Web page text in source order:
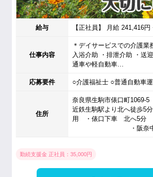
給与 【正社員】 月給 241,416
仕事内容
＊デイサービスでの介護業
入浴介助 ・排泄介助 ・送
通車や軽自動車…
応募要件 ○介護福祉士 ○普通自動車
住所
奈良県生駒市俵口町1069-5
近鉄生駒駅より北へ徒歩5
用 ・俵口下車 北へ5分
・阪奈中央
勤続支援金 正社員：35,000円